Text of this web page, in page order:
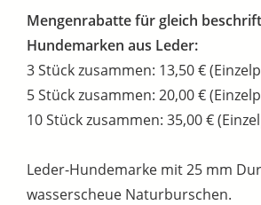
Mengenrabatte für gleich
Hundemarken aus Leder:
3 Stück zusammen: 13,50 €
5 Stück zusammen: 20,00 €
10 Stück zusammen: 35,00 €
Leder-Hundemarke mit 25 mm
wasserscheue Naturburschen.